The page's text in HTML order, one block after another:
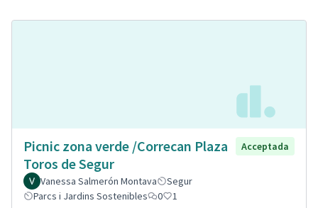
Picnic zona verde /Correcan Plaza
Toros de Segur
Acceptada
Vanessa Salmerón Montava
Segur
Parcs i Jardins Sostenibles
0 1